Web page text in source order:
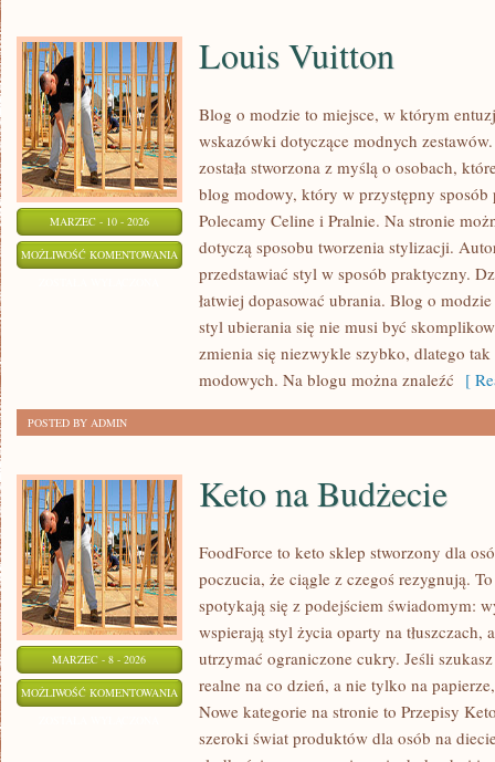
MARZEC - 10 - 2026
MOŻLIWOŚĆ KOMENTOWANIA LOUIS
VUITTON
Louis Vuitton
Blog o modzie to miejsce, w którym
wskazówki dotyczące modnych
została stworzona z myślą o osobach,
blog modowy, który w przystępny sposób
Polecamy Celine i Pralnie. Na stronie
dotyczą sposobu tworzenia stylizacji.
przedstawiać styl w sposób praktyczny.
łatwiej dopasować ubrania. Blog o
styl ubierania się nie musi być
zmienia się niezwykle szybko, dlatego tak
modowych. Na blogu można znaleźć [
POSTED BY ADMIN
MARZEC - 8 - 2026
MOŻLIWOŚĆ KOMENTOWANIA KETO
BUDŻECIE
Keto na Budżecie
FoodForce to keto sklep stworzony dla
poczucia, że ciągle z czegoś rezygnują.
spotykają się z podejściem świadomym:
wspierają styl życia oparty na tłuszczach,
utrzymać ograniczone cukry. Jeśli
realne na co dzień, a nie tylko na
Nowe kategorie na stronie to Przepisy
szeroki świat produktów dla osób na